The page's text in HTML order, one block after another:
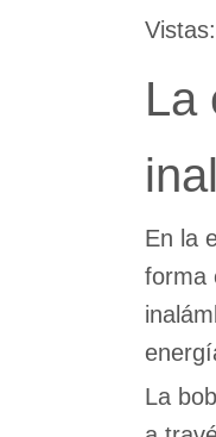
Vistas:
La
En la
forma
La